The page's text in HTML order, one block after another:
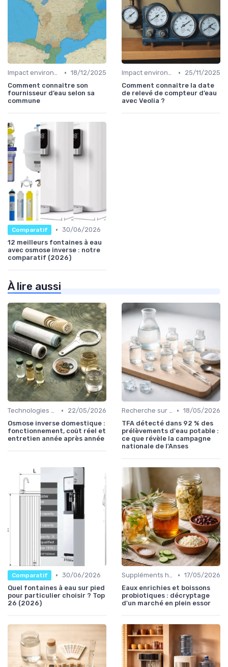
Impact environnemental des bouteilles d’eau • 18/12/2025
Comment connaître son
fournisseur d’eau selon sa
commune
Impact environnemental des bouteilles d’eau •
25/11/2025
Comment connaître la date
de relevé de compteur d’eau
avec Veolia ?
Comparatif • 30/06/2026
12 meilleurs fontaines à eau
avec osmose inverse : notre
comparatif (2026)
À lire aussi
Technologies de filtration •
22/05/2026
Osmose inverse domestique :
fonctionnement, coût réel et
entretien année après année
Recherche sur l’hydratation • 18/05/2026
TFA détecté dans 92 % des
prélèvements d'eau potable :
ce que révèle la campagne
nationale de l'Anses
Comparatif • 30/06/2026
Quel fontaines à eau sur pied
pour particulier choisir ? Top
26 (2026)
Suppléments hydratants • 17/05/2026
Eaux enrichies et boissons
probiotiques : décryptage
d'un marché en plein essor